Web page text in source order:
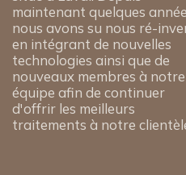
maintenant quelques
nous avons su nous ré-
en intégrant de nouvelles
technologies ainsi que de
nouveaux membres à notre
équipe afin de continuer
d'offrir les meilleurs
traitements à notre